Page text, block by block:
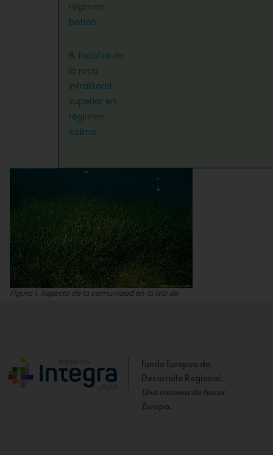
régimen
batido
6. Fotófila de
la roca
infralitoral
superior en
régimen
calmo
Figura 1. Aspecto de la comunidad en la isla de
Fondo Europeo de
Desarrollo Regional.
Una manera de hacer
Europa.